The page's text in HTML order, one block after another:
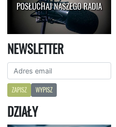
POSŁUCHAJ NASZEGO RADIA
NEWSLETTER
ZAPISZ WYPISZ
DZIAŁY